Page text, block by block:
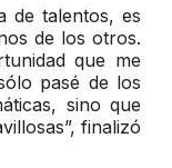
de talentos, es
de los otros.
que me
pasé de los
sino que
finalizó